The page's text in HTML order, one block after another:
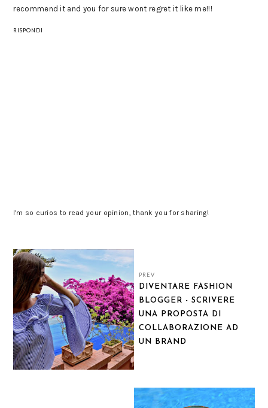
recommend it and you for sure wont regret it like me!!!
RISPONDI
I'm so curios to read your opinion, thank you for sharing!
PREV
DIVENTARE FASHION
BLOGGER - SCRIVERE
UNA PROPOSTA DI
COLLABORAZIONE AD
UN BRAND